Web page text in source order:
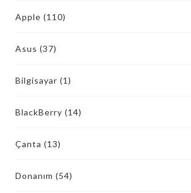
Apple (110)
Asus (37)
Bilgisayar (1)
BlackBerry (14)
Çanta (13)
Donanım (54)